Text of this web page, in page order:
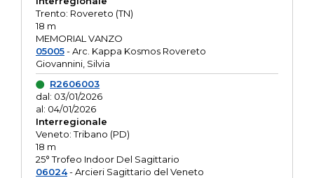
Trento: Rovereto (TN)
18 m
MEMORIAL VANZO
05005- Arc. Kappa Kosmos Rovereto
Giovannini, Silvia
R2606003
dal: 03/01/2026
al: 04/01/2026
Interregionale
Veneto: Tribano (PD)
18 m
25° Trofeo Indoor Del Sagittario
06024- Arcieri Sagittario del Veneto